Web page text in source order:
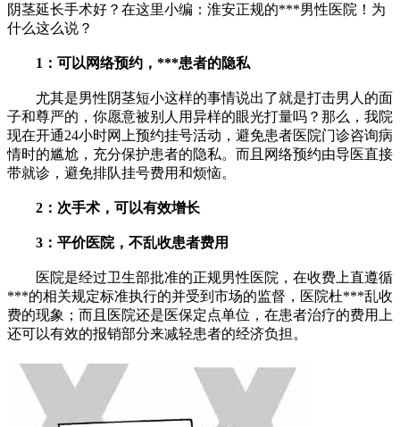
阴茎延长手术好？在这里小编：淮安正规的***男性医院！为
什么这么说？
1：可以网络预约，***患者的隐私
尤其是男性阴茎短小这样的事情说出了就是打击男人的面
子和尊严的，你愿意被别人用异样的眼光打量吗？那么，我院
现在开通24小时网上预约挂号活动，避免患者医院门诊咨询病
情时的尴尬，充分保护患者的隐私。而且网络预约由导医直接
带就诊，避免排队挂号费用和烦恼。
2：次手术，可以有效增长
3：平价医院，不乱收患者费用
医院是经过卫生部批准的正规男性医院，在收费上直遵循
***的相关规定标准执行的并受到市场的监督，医院杜***乱收
费的现象；而且医院还是医保定点单位，在患者治疗的费用上
还可以有效的报销部分来减轻患者的经济负担。